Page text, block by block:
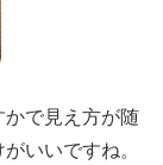
で見え方が随
いいですね。